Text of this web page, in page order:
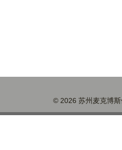
© 2026 苏州麦克博